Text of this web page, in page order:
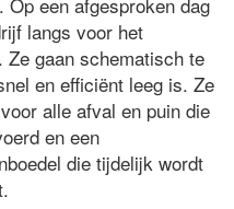
langs voor het
Ze gaan schematisch te
en efficiënt leeg is. Ze
alle afval en puin die
en een
die tijdelijk wordt